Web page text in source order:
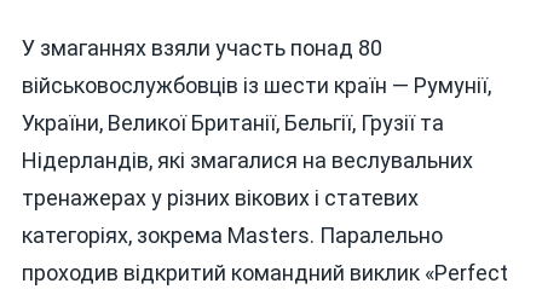
У змаганнях взяли участь понад 80
військовослужбовців із шести країн — Румунії,
України, Великої Британії, Бельгії, Грузії та
Нідерландів, які змагалися на веслувальних
тренажерах у різних вікових і статевих
категоріях, зокрема Masters. Паралельно
проходив відкритий командний виклик «Perfect